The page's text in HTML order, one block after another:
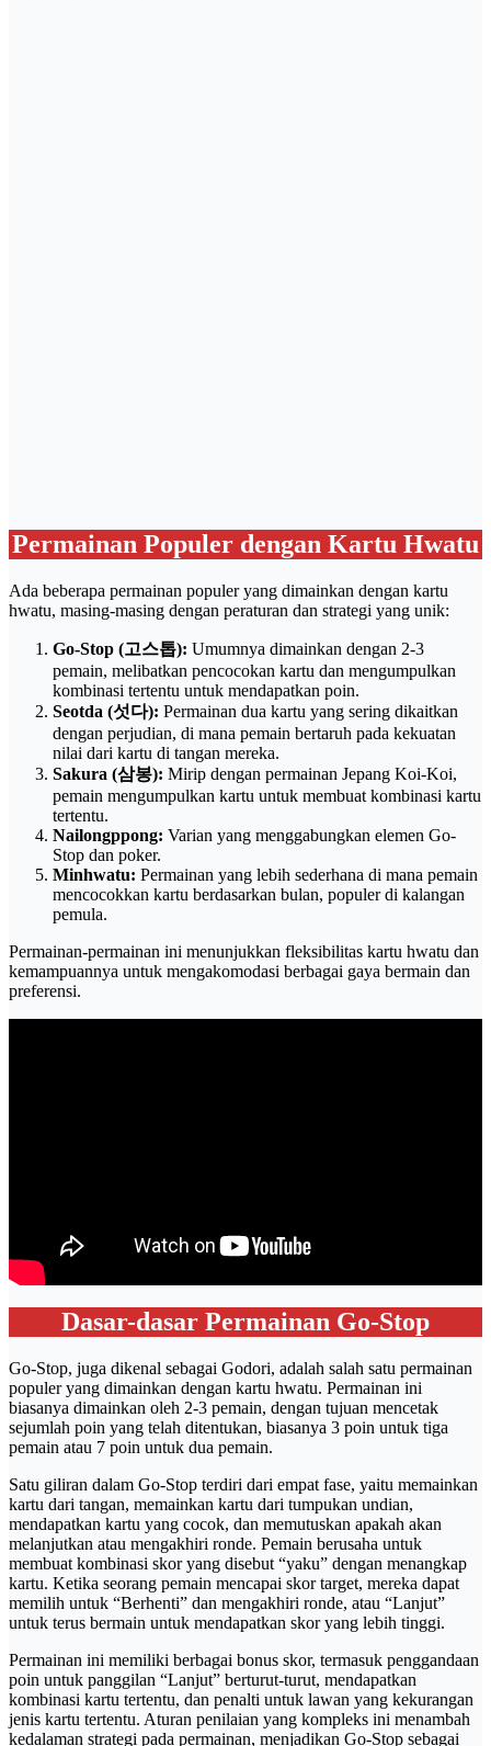
Permainan Populer dengan Kartu Hwatu
Ada beberapa permainan populer yang dimainkan dengan kartu
hwatu, masing-masing dengan peraturan dan strategi yang unik:
Go-Stop (고스톱): Umumnya dimainkan dengan 2-3
pemain, melibatkan pencocokan kartu dan mengumpulkan
kombinasi tertentu untuk mendapatkan poin.
Seotda (섯다): Permainan dua kartu yang sering dikaitkan
dengan perjudian, di mana pemain bertaruh pada kekuatan
nilai dari kartu di tangan mereka.
Sakura (삼봉): Mirip dengan permainan Jepang Koi-Koi,
pemain mengumpulkan kartu untuk membuat kombinasi kartu
tertentu.
Nailongppong: Varian yang menggabungkan elemen Go-
Stop dan poker.
Minhwatu: Permainan yang lebih sederhana di mana pemain
mencocokkan kartu berdasarkan bulan, populer di kalangan
pemula.
Permainan-permainan ini menunjukkan fleksibilitas kartu hwatu dan
kemampuannya untuk mengakomodasi berbagai gaya bermain dan
preferensi.
Dasar-dasar Permainan Go-Stop
Go-Stop, juga dikenal sebagai Godori, adalah salah satu permainan
populer yang dimainkan dengan kartu hwatu. Permainan ini
biasanya dimainkan oleh 2-3 pemain, dengan tujuan mencetak
sejumlah poin yang telah ditentukan, biasanya 3 poin untuk tiga
pemain atau 7 poin untuk dua pemain.
Satu giliran dalam Go-Stop terdiri dari empat fase, yaitu memainkan
kartu dari tangan, memainkan kartu dari tumpukan undian,
mendapatkan kartu yang cocok, dan memutuskan apakah akan
melanjutkan atau mengakhiri ronde. Pemain berusaha untuk
membuat kombinasi skor yang disebut “yaku” dengan menangkap
kartu. Ketika seorang pemain mencapai skor target, mereka dapat
memilih untuk “Berhenti” dan mengakhiri ronde, atau “Lanjut”
untuk terus bermain untuk mendapatkan skor yang lebih tinggi.
Permainan ini memiliki berbagai bonus skor, termasuk penggandaan
poin untuk panggilan “Lanjut” berturut-turut, mendapatkan
kombinasi kartu tertentu, dan penalti untuk lawan yang kekurangan
jenis kartu tertentu. Aturan penilaian yang kompleks ini menambah
kedalaman strategi pada permainan, menjadikan Go-Stop sebagai